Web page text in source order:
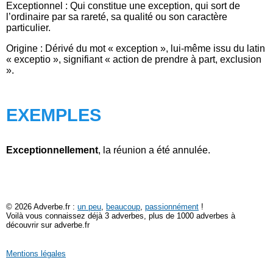
Exceptionnel : Qui constitue une exception, qui sort de
l’ordinaire par sa rareté, sa qualité ou son caractère
particulier.
Origine : Dérivé du mot « exception », lui-même issu du latin
« exceptio », signifiant « action de prendre à part, exclusion
».
EXEMPLES
Exceptionnellement, la réunion a été annulée.
© 2026 Adverbe.fr : un peu, beaucoup, passionnément !
Voilà vous connaissez déjà 3 adverbes, plus de 1000 adverbes à
découvrir sur adverbe.fr
Mentions légales